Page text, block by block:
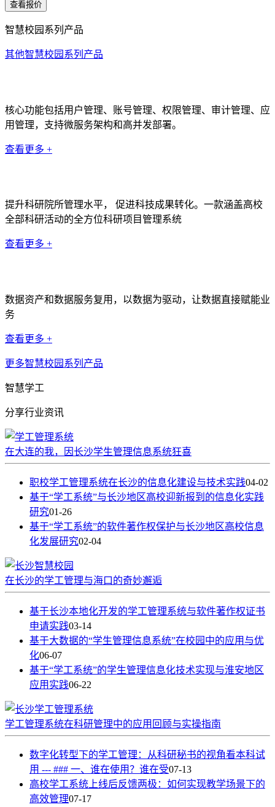
查看报价
智慧校园系列产品
其他智慧校园系列产品
核心功能包括用户管理、账号管理、权限管理、审计管理、应
用管理，支持微服务架构和高并发部署。
查看更多 +
提升科研院所管理水平， 促进科技成果转化。一款涵盖高校
全部科研活动的全方位科研项目管理系统
查看更多 +
数据资产和数据服务复用，以数据为驱动，让数据直接赋能业
务
查看更多 +
更多智慧校园系列产品
智慧学工
分享行业资讯
在大连的我，因长沙学生管理信息系统狂喜
职校学工管理系统在长沙的信息化建设与技术实践04-02
基于“学工系统”与长沙地区高校迎新报到的信息化实践
研究01-26
基于“学工系统”的软件著作权保护与长沙地区高校信息
化发展研究02-04
在长沙的学工管理与海口的奇妙邂逅
基于长沙本地化开发的学工管理系统与软件著作权证书
申请实践03-14
基于大数据的“学生管理信息系统”在校园中的应用与优
化06-07
基于“学工系统”的学生管理信息化技术实现与淮安地区
应用实践06-22
学工管理系统在科研管理中的应用回顾与实操指南
数字化转型下的学工管理：从科研秘书的视角看本科试
用 --- ### 一、谁在使用？谁在受07-13
高校学工系统上线后反馈两极：如何实现教学场景下的
高效管理07-17